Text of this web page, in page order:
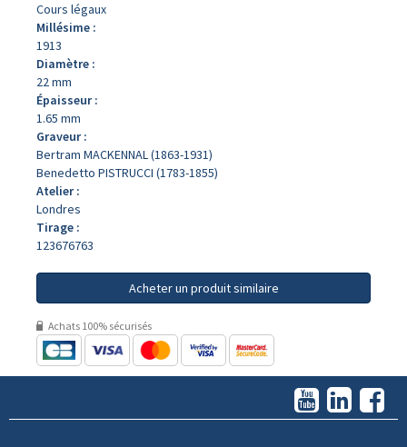
Cours légaux
Millésime :
1913
Diamètre :
22 mm
Épaisseur :
1.65 mm
Graveur :
Bertram MACKENNAL (1863-1931)
Benedetto PISTRUCCI (1783-1855)
Atelier :
Londres
Tirage :
123676763
Acheter un produit similaire
Achats 100% sécurisés